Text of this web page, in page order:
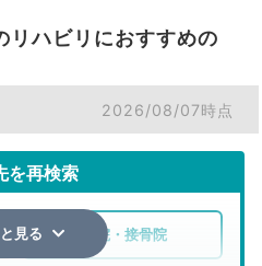
リハビリにおすすめの
2026/08/07時点
を再検索
整骨院・接骨院
見る